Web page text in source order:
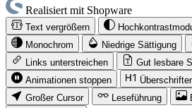
Realisiert mit Shopware
Text vergrößern
Monochrom
Niedrige Sättigung
Links unterstreichen
Gut lesbare
Animationen stoppen
Großer Cursor
Leseführung